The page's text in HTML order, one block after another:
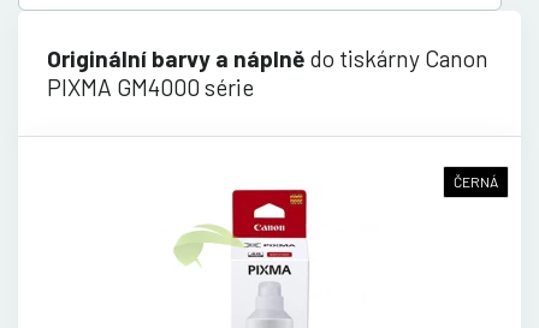
Originální barvy a náplně do tiskárny Canon
PIXMA GM4000 série
ČERNÁ